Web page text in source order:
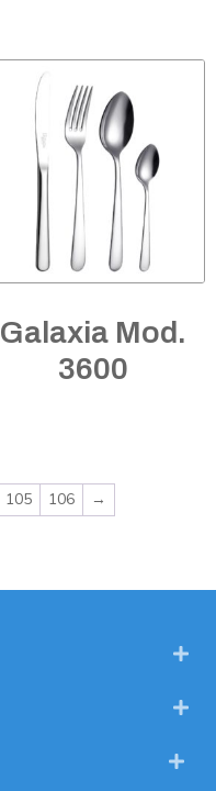
Galaxia Mod.
3600
105 106 →